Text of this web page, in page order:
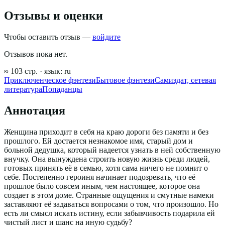
Отзывы и оценки
Чтобы оставить отзыв — войдите
Отзывов пока нет.
≈ 103 стр. · язык: ru
Приключенческое фэнтезиБытовое фэнтезиСамиздат, сетевая
литератураПопаданцы
Аннотация
Женщина приходит в себя на краю дороги без памяти и без
прошлого. Ей достается незнакомое имя, старый дом и
больной дедушка, который надеется узнать в ней собственную
внучку. Она вынуждена строить новую жизнь среди людей,
готовых принять её в семью, хотя сама ничего не помнит о
себе. Постепенно героиня начинает подозревать, что её
прошлое было совсем иным, чем настоящее, которое она
создает в этом доме. Странные ощущения и смутные намеки
заставляют её задаваться вопросами о том, что произошло. Но
есть ли смысл искать истину, если забывчивость подарила ей
чистый лист и шанс на иную судьбу?